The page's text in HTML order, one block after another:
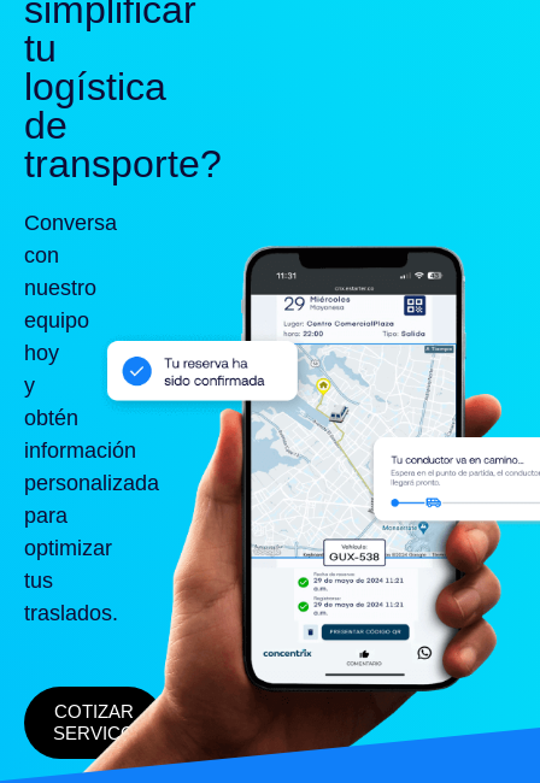
simplificar
tu
logística
de
transporte?
Conversa
con
nuestro
equipo
hoy
y
obtén
información
personalizada
para
optimizar
tus
traslados.
COTIZAR
SERVICO